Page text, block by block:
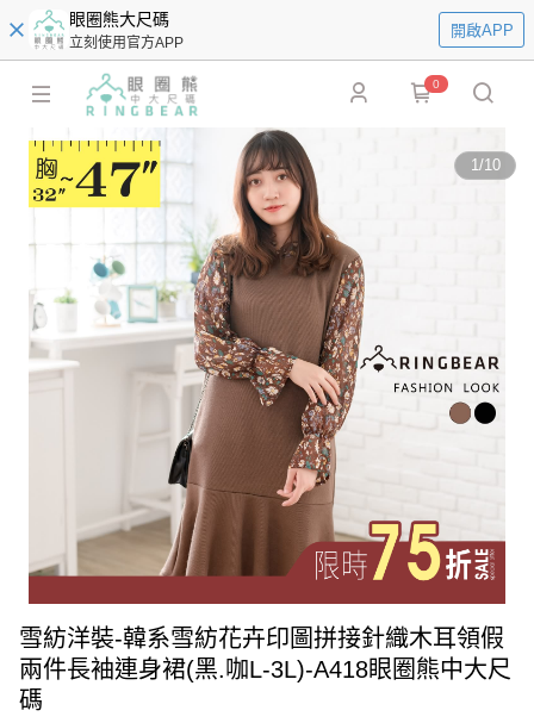
眼圈熊大尺碼
立刻使用官方APP
開啟APP
0
1/10
雪紡洋裝-韓系雪紡花卉印圖拼接針織木耳領假
兩件長袖連身裙(黑.咖L-3L)-A418眼圈熊中大尺
碼